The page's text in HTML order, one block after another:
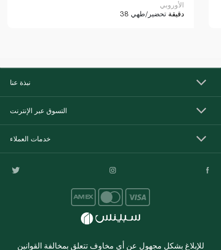
الأوروبي
38 دقيقة تحضير/طهي
نبذة عنا
التسوق عبر الإنترنت
خدمات العملاء
للإبلاغ بشكل مجهول عن أي مخاوف تتعلق بمخالفة القوانين